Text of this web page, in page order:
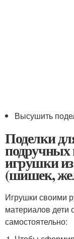
Высушить
Поделки
подручных
игрушки
(шишек,
Игрушки своими
материалов дети
самостоятельно: